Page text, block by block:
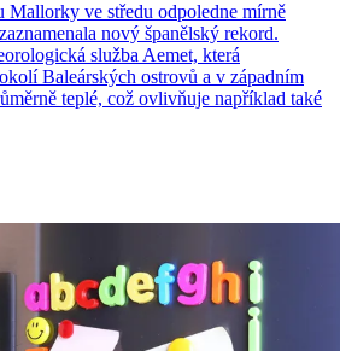
Mallorky ve středu odpoledne mírně
nový španělský rekord.
služba Aemet, která
Baleárských ostrovů a v západním
teplé, což ovlivňuje například také